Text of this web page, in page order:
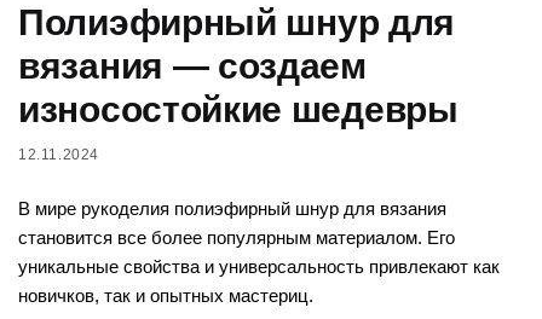
Полиэфирный шнур для
вязания — создаем
износостойкие шедевры
12.11.2024
В мире рукоделия полиэфирный шнур для вязания
становится все более популярным материалом. Его
уникальные свойства и универсальность привлекают как
новичков, так и опытных мастериц.